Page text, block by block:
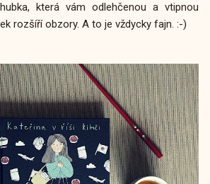
která vám odlehčenou a vtipnou
rozšíří obzory. A to je vždycky fajn. :-)